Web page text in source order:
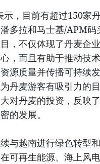
示，目前有超过150家
多拉和马士基/APM码
，不仅体现了丹麦企
，而且有助于推动技
源质量并传播可持续
丹麦游客有吸引力的
对丹麦的投资，反映
的发展。
与越南进行绿色转型
可再生能源、海上风